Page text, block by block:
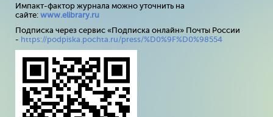
Импакт-фактор журнала можно уточнить на
сайте: www.elibrary.ru
Подписка через сервис «Подписка онлайн» Почты России
- https://podpiska.pochta.ru/press/%D0%9F%D0%98554